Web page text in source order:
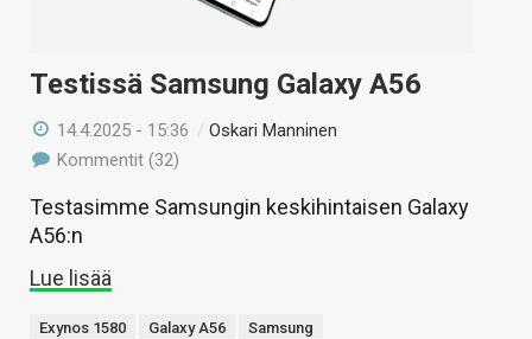
Testissä Samsung Galaxy A56
14.4.2025 - 15:36 /Oskari Manninen
Kommentit (32)
Testasimme Samsungin keskihintaisen Galaxy
A56:n
Lue lisää
Exynos 1580 Galaxy A56 Samsung